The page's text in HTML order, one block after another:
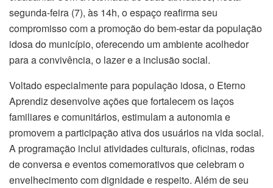
segunda-feira (7), às 14h, o espaço reafirma seu
compromisso com a promoção do bem-estar da população
idosa do município, oferecendo um ambiente acolhedor
para a convivência, o lazer e a inclusão social.
Voltado especialmente para população idosa, o Eterno
Aprendiz desenvolve ações que fortalecem os laços
familiares e comunitários, estimulam a autonomia e
promovem a participação ativa dos usuários na vida social.
A programação inclui atividades culturais, oficinas, rodas
de conversa e eventos comemorativos que celebram o
envelhecimento com dignidade e respeito. Além de seu